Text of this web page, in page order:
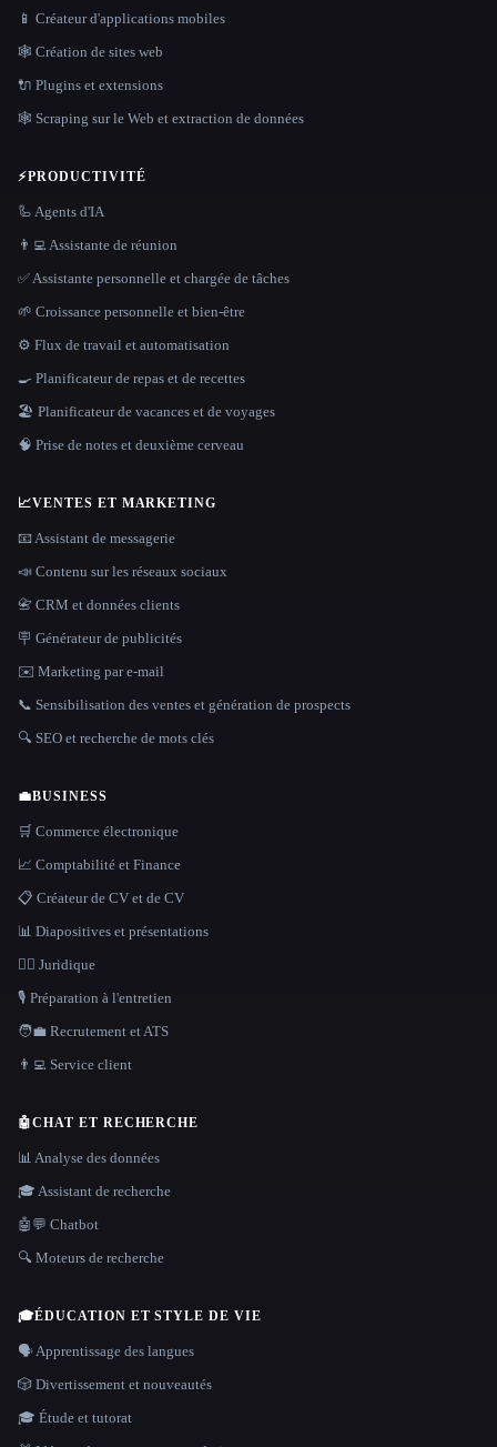
📱 Créateur d'applications mobiles
🕸 Création de sites web
🔌 Plugins et extensions
🕸️ Scraping sur le Web et extraction de données
⚡PRODUCTIVITÉ
🦾 Agents d'IA
👨‍💻 Assistante de réunion
✅ Assistante personnelle et chargée de tâches
🌱 Croissance personnelle et bien-être
⚙️ Flux de travail et automatisation
🍳 Planificateur de repas et de recettes
🏖 Planificateur de vacances et de voyages
🧠 Prise de notes et deuxième cerveau
📈VENTES ET MARKETING
📧 Assistant de messagerie
📣 Contenu sur les réseaux sociaux
📇 CRM et données clients
🪧 Générateur de publicités
✉️ Marketing par e-mail
📞 Sensibilisation des ventes et génération de prospects
🔍 SEO et recherche de mots clés
💼BUSINESS
🛒 Commerce électronique
📈 Comptabilité et Finance
📋 Créateur de CV et de CV
📊 Diapositives et présentations
👩‍⚖️ Juridique
🎙️ Préparation à l'entretien
🧑‍💼 Recrutement et ATS
👨‍💻 Service client
🤖CHAT ET RECHERCHE
📊 Analyse des données
🎓 Assistant de recherche
🤖💬 Chatbot
🔍 Moteurs de recherche
🎓ÉDUCATION ET STYLE DE VIE
🗣️ Apprentissage des langues
🎲 Divertissement et nouveautés
🎓 Étude et tutorat